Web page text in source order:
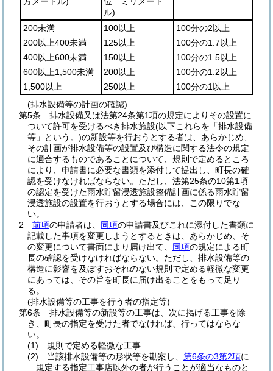
ル)
200未満 100以上
100分の2以上
200以上400未満
125以上
100分の1.7以上
400以上600未満
150以上
100分の1.5以上
600以上1,500未満
200以上
100分の1.2以上
1,500以上
250以上
100分の1以上
(排水設備等の計画の確認)
第5条
排水設備又は法第24条第1項の規定によりその設置に
ついて許可を受けるべき排水施設(以下これらを「排水設備
等」という。)の新設等を行おうとする者は、あらかじめ、
その計画が排水設備等の設置及び構造に関する法令の規定
に適合するものであることについて、規則で定めるところ
により、申請書に必要な書類を添付して提出し、町長の確
認を受けなければならない。 ただし、法第25条の10第1項
の認定を受けた雨水貯留浸透施設整備計画に係る雨水貯留
浸透施設の設置を行おうとする場合には、この限りでな
い。
2
前項の申請者は、 同項の申請書及びこれに添付した書類に
記載した事項を変更しようとするときは、あらかじめ、そ
の変更について書面により届け出て、 同項の規定による町
長の確認を受けなければならない。 ただし、排水設備等の
構造に影響を及ぼすおそれのない規則で定める軽微な変更
にあっては、その旨を町長に届け出ることをもって足り
る。
(排水設備等の工事を行う者の指定等)
第6条
排水設備等の新設等の工事は、次に掲げる工事を除
き、町長の指定を受けた者でなければ、行ってはならな
い。
(1)
規則で定める軽微な工事
(2)
当該排水設備等の形状等を勘案し、 第6条の3第2項に
規定する指定工事店以外の者が行うことが適当なものと